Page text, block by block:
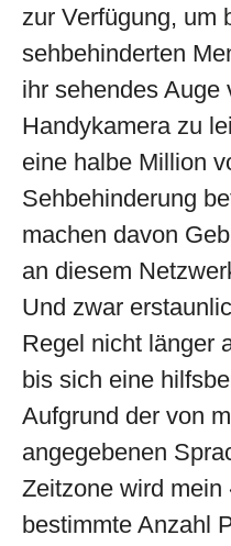
zur Verfügung, um
sehbehinderten
ihr sehendes Auge
Handykamera zu
eine halbe Million
Sehbehinderung
machen davon
an diesem
Und zwar
Regel nicht länger
bis sich eine
Aufgrund der von
angegebenen
Zeitzone wird
bestimmte Anzahl